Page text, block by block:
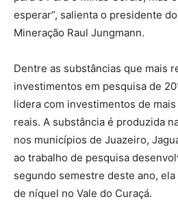
esperar”, salienta o presidente
Mineração Raul Jungmann.
Dentre as substâncias que mais
investimentos em pesquisa de
lidera com investimentos de
reais. A substância é produzida
nos municípios de Juazeiro,
ao trabalho de pesquisa
segundo semestre deste ano,
de níquel no Vale do Curaçá.